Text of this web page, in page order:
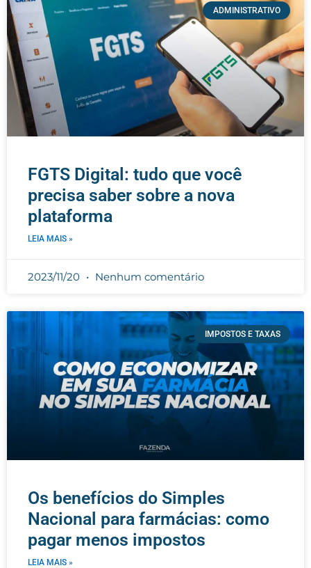
ADMINISTRATIVO
FGTS Digital: tudo que você
precisa saber sobre a nova
plataforma
LEIA MAIS »
2023/11/20 Nenhum comentário
IMPOSTOS E TAXAS
Os benefícios do Simples
Nacional para farmácias: como
pagar menos impostos
LEIA MAIS »